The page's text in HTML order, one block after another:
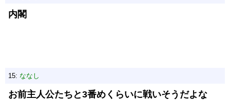
内閣
15: ななし
お前主人公たちと3番めくらいに戦いそうだよな